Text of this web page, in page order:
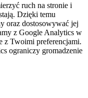
ruch na stronie i
Dzięki temu
oraz dostosowywać jej
z Google Analytics w
z Twoimi preferencjami.
ograniczy gromadzenie